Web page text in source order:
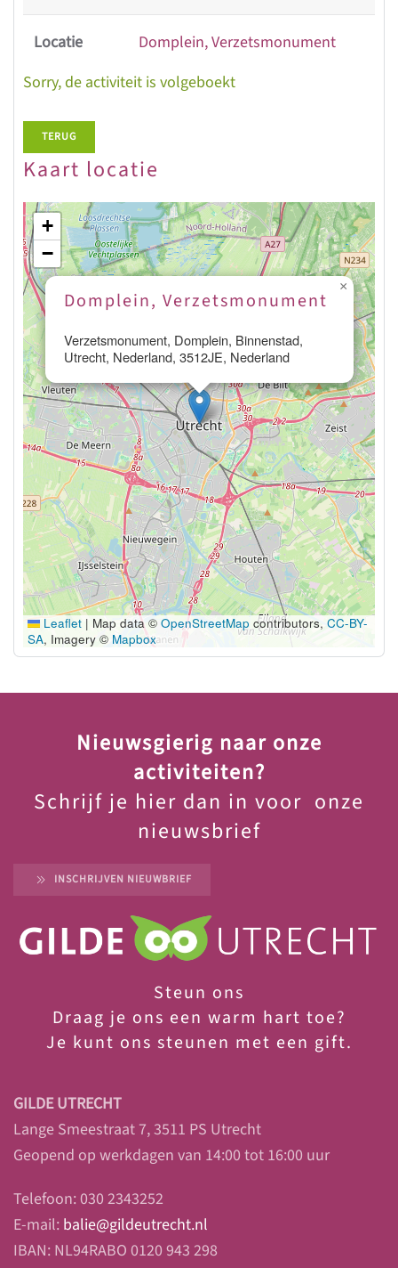
Locatie
Domplein, Verzetsmonument
Sorry, de activiteit is volgeboekt
TERUG
Kaart locatie
Domplein, Verzetsmonument
Verzetsmonument, Domplein, Binnenstad,
Utrecht, Nederland, 3512JE, Nederland
×
+
−
Leaflet | Map data © OpenStreetMap contributors, CC-BY-
SA, Imagery © Mapbox
Nieuwsgierig naar onze
activiteiten?
Schrijf je hier dan in voor onze
nieuwsbrief
INSCHRIJVEN NIEUWBRIEF
Steun ons
Draag je ons een warm hart toe?
Je kunt ons steunen met een gift.
GILDE UTRECHT
Lange Smeestraat 7, 3511 PS Utrecht
Geopend op werkdagen van 14:00 tot 16:00 uur
Telefoon: 030 2343252
E-mail: balie@gildeutrecht.nl
IBAN: NL94RABO 0120 943 298